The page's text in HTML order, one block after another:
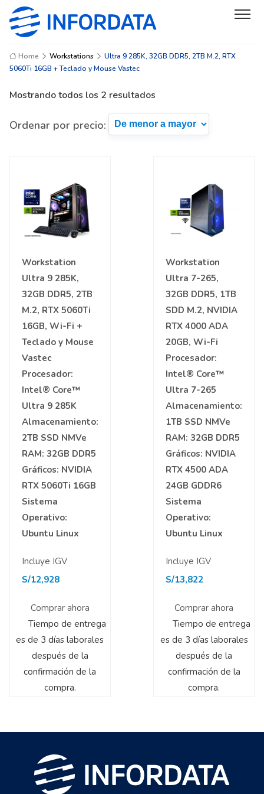
Home Workstations
Ultra 9 285K, 32GB DDR5, 2TB M.2, RTX
5060Ti 16GB + Teclado y Mouse Vastec
Mostrando todos los 2 resultados
Ordenar por precio:
Workstation
Ultra 9 285K,
32GB DDR5, 2TB
M.2, RTX 5060Ti
16GB, Wi-Fi +
Teclado y Mouse
Vastec
Procesador:
Intel® Core™
Ultra 9 285K
Almacenamiento:
2TB SSD NMVe
RAM: 32GB DDR5
Gráficos: NVIDIA
RTX 5060Ti 16GB
Sistema
Operativo:
Ubuntu Linux
Incluye IGV
S/12,928
Comprar ahora
Tiempo de entrega
es de 3 días laborales
después de la
confirmación de la
compra.
Workstation
Ultra 7-265,
32GB DDR5, 1TB
SDD M.2, NVIDIA
RTX 4000 ADA
20GB, Wi-Fi
Procesador:
Intel® Core™
Ultra 7-265
Almacenamiento:
1TB SSD NMVe
RAM:32GB DDR5
Gráficos: NVIDIA
RTX 4500 ADA
24GB GDDR6
Sistema
Operativo:
Ubuntu Linux
Incluye IGV
S/13,822
Comprar ahora
Tiempo de entrega
es de 3 días laborales
después de la
confirmación de la
compra.